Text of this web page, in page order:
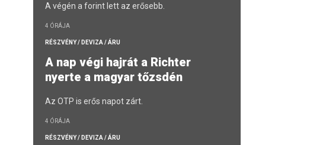
A végén a forint lett az erősebb.
4 ÓRÁJA
RÉSZVÉNY / DEVIZA / ÁRU
A nap végi hajrát a Richter
nyerte a magyar tőzsdén
Az OTP is erős napot zárt.
4 ÓRÁJA
RÉSZVÉNY / DEVIZA / ÁRU